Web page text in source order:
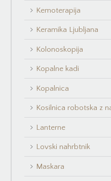
Kemoterapija
Keramika Ljubljana
Kolonoskopija
Kopalne kadi
Kopalnica
Kosilnica robotska z
Lanterne
Lovski nahrbtnik
Maskara